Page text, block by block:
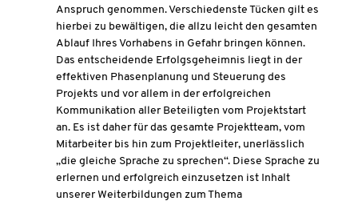
Anspruch genommen. Verschiedenste Tücken gilt es
hierbei zu bewältigen, die allzu leicht den gesamten
Ablauf Ihres Vorhabens in Gefahr bringen können.
Das entscheidende Erfolgsgeheimnis liegt in der
effektiven Phasenplanung und Steuerung des
Projekts und vor allem in der erfolgreichen
Kommunikation aller Beteiligten vom Projektstart
an. Es ist daher für das gesamte Projektteam, vom
Mitarbeiter bis hin zum Projektleiter, unerlässlich
„die gleiche Sprache zu sprechen“. Diese Sprache zu
erlernen und erfolgreich einzusetzen ist Inhalt
unserer Weiterbildungen zum Thema